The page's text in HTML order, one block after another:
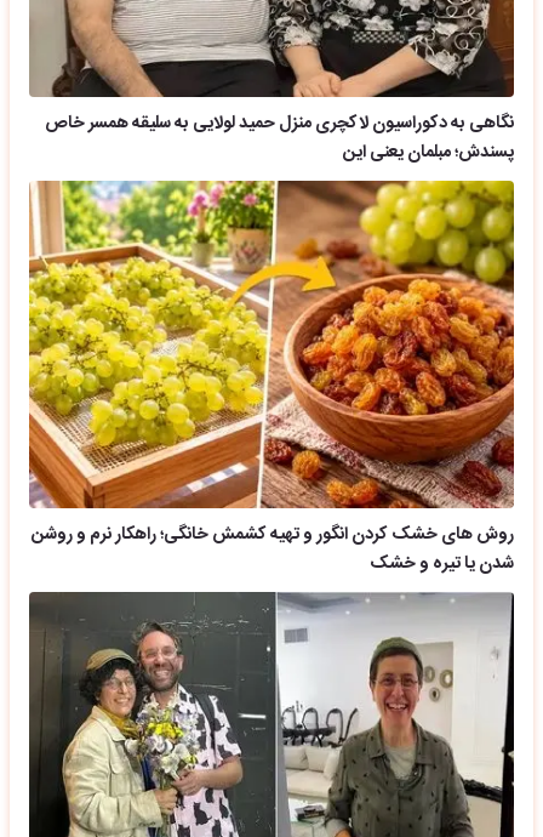
نگاهی به دکوراسیون لاکچری منزل حمید لولایی به سلیقه همسر خاص
پسندش؛ مبلمان یعنی این
روش های خشک کردن انگور و تهیه کشمش خانگی؛ راهکار نرم و روشن
شدن یا تیره و خشک